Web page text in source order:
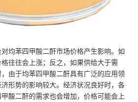
均苯四甲酸二酐市场价格产生影响。如
往往会上涨；反之，如果供给大于需
由于均苯四甲酸二酐具有广泛的应用领
形势的影响较大。经济状况良好时，各
酸二酐的需求也会增加，价格可能会上